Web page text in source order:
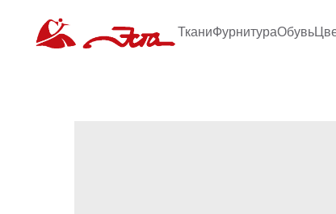
ТканиФурнитураОбувь